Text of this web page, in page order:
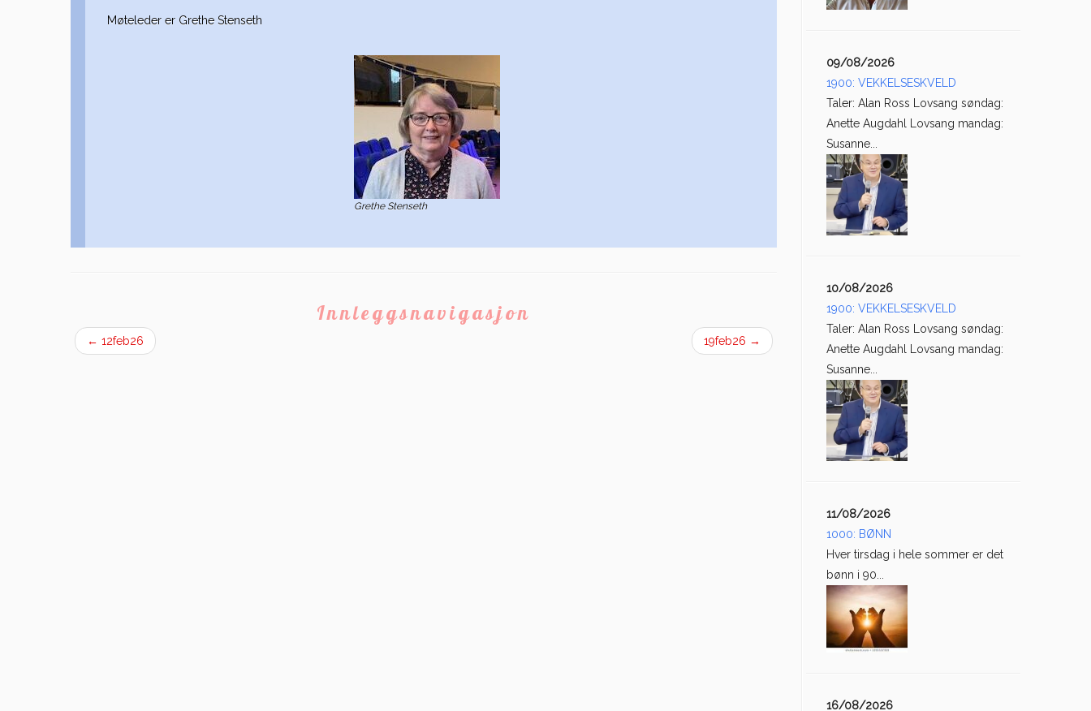
Møteleder er Grethe Stenseth
Grethe Stenseth
Innleggsnavigasjon
← 12feb26 19feb26 →
09/08/2026
1900: VEKKELSESKVELD
Taler: Alan Ross Lovsang søndag:
Anette Augdahl Lovsang mandag:
Susanne...
10/08/2026
1900: VEKKELSESKVELD
Taler: Alan Ross Lovsang søndag:
Anette Augdahl Lovsang mandag:
Susanne...
11/08/2026
1000: BØNN
Hver tirsdag i hele sommer er det
bønn i 90...
16/08/2026